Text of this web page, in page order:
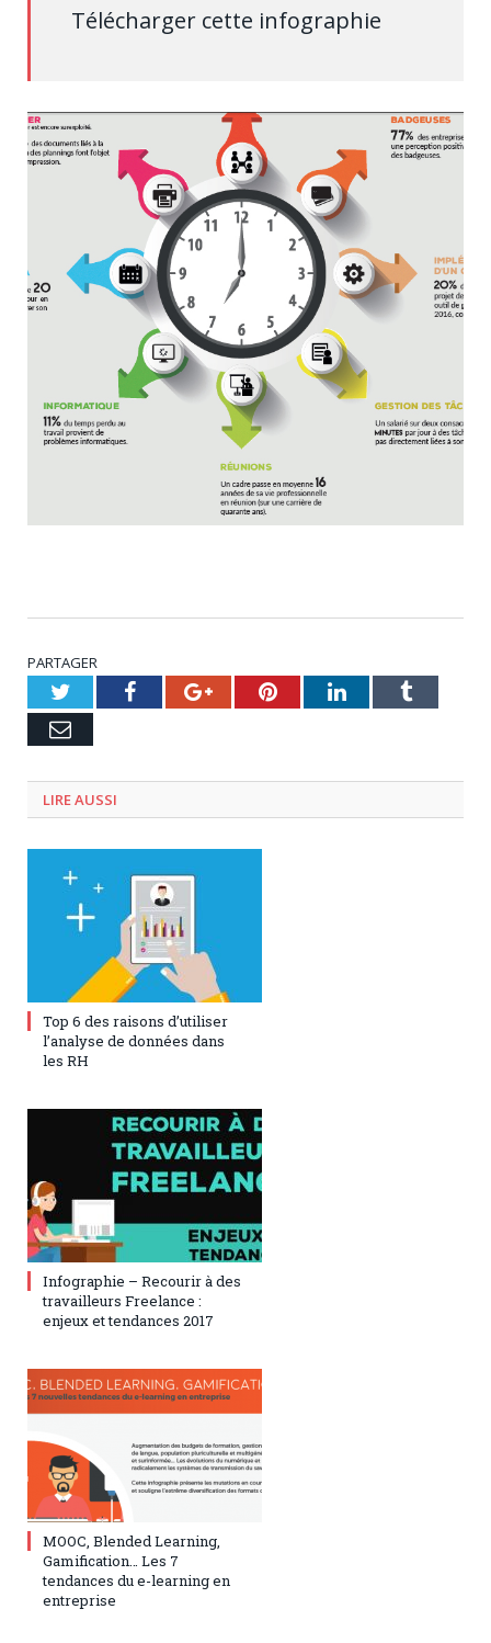
Télécharger cette infographie
PARTAGER
TwitterFacebookGoogle+PinterestLinkedInTumblr
Email
LIRE AUSSI
10 septembre 2019 0
Top 6 des raisons d’utiliser
l’analyse de données dans
les RH
13 avril 2017
Infographie – Recourir à des
travailleurs Freelance :
enjeux et tendances 2017
24 janvier 2017
MOOC, Blended Learning,
Gamification… Les 7
tendances du e-learning en
entreprise